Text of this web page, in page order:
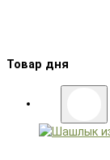
Товар дня